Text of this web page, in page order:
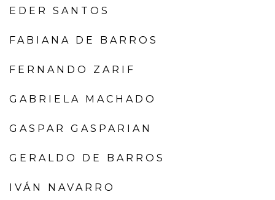
EDER SANTOS
FABIANA DE BARROS
FERNANDO ZARIF
GABRIELA MACHADO
GASPAR GASPARIAN
GERALDO DE BARROS
IVÁN NAVARRO